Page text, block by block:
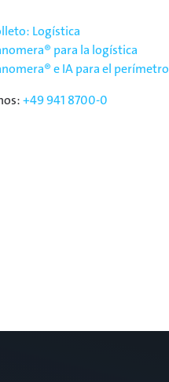
Logística
para la logística
e IA para el perímetro
+49 941 8700-0